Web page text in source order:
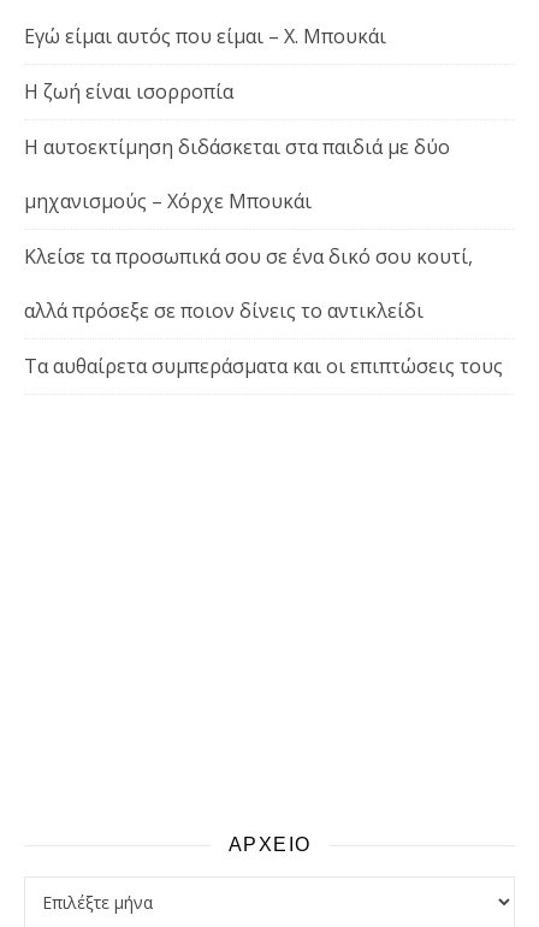
Εγώ είμαι αυτός που είμαι – Χ. Μπουκάι
Η ζωή είναι ισορροπία
Η αυτοεκτίμηση διδάσκεται στα παιδιά με δύο
μηχανισμούς – Χόρχε Μπουκάι
Κλείσε τα προσωπικά σου σε ένα δικό σου κουτί,
αλλά πρόσεξε σε ποιον δίνεις το αντικλείδι
Τα αυθαίρετα συμπεράσματα και οι επιπτώσεις τους
ΑΡΧΕΙΟ